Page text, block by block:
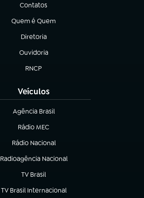
Contatos
(abre em nova aba)
Quem é Quem
(abre em nova aba)
Diretoria
(abre em nova aba)
Ouvidoria
(abre em nova aba)
RNCP
(abre em nova aba)
Veículos
Agência Brasil
(abre em nova aba)
Rádio MEC
(abre em nova aba)
Rádio Nacional
Radioagência Nacional
(abre em nova aba)
TV Brasil
(abre em nova aba)
TV Brasil Internacional
(abre em nova aba)